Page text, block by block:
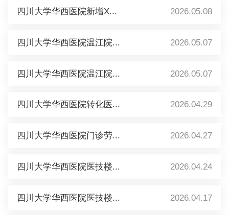
四川大学华西医院新增X... 2026.05.08
四川大学华西医院温江院... 2026.05.07
四川大学华西医院温江院... 2026.05.07
四川大学华西医院转化医... 2026.04.29
四川大学华西医院门诊劳... 2026.04.27
四川大学华西医院医技楼... 2026.04.24
四川大学华西医院医技楼... 2026.04.17